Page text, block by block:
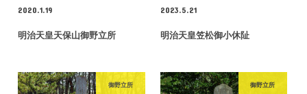
2020.1.19
明治天皇天保山御野立所
2023.5.21
明治天皇笠松御小休阯
御野立所 御野立所